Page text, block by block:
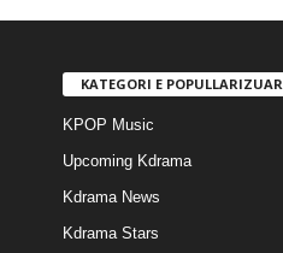
KATEGORI E POPULLARIZUAR
KPOP Music
Upcoming Kdrama
Kdrama News
Kdrama Stars